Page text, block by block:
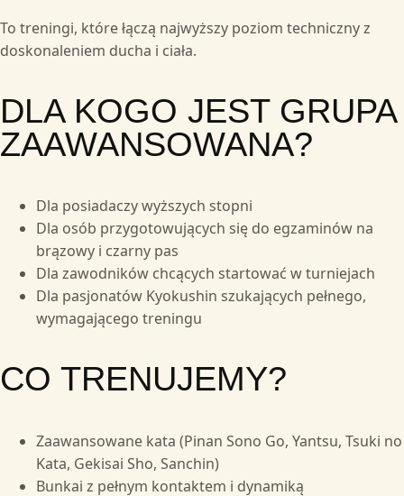
To treningi, które łączą najwyższy poziom techniczny z
doskonaleniem ducha i ciała.
DLA KOGO JEST GRUPA
ZAAWANSOWANA?
Dla posiadaczy wyższych stopni
Dla osób przygotowujących się do egzaminów na
brązowy i czarny pas
Dla zawodników chcących startować w turniejach
Dla pasjonatów Kyokushin szukających pełnego,
wymagającego treningu
CO TRENUJEMY?
Zaawansowane kata (Pinan Sono Go, Yantsu, Tsuki no
Kata, Gekisai Sho, Sanchin)
Bunkai z pełnym kontaktem i dynamiką